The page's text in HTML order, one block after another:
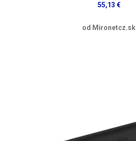
55,13 €
od Mironetcz.sk